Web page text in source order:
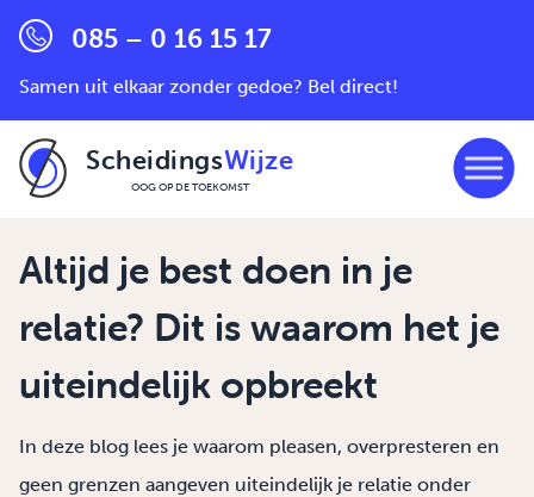
085 – 0 16 15 17
Samen uit elkaar zonder gedoe? Bel direct!
ScheidingsWijze
OOG OP DE TOEKOMST
Altijd je best doen in je
relatie? Dit is waarom het je
uiteindelijk opbreekt
In deze blog lees je waarom pleasen, overpresteren en
geen grenzen aangeven uiteindelijk je relatie onder